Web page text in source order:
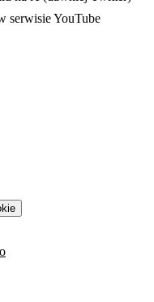
serwisie YouTube